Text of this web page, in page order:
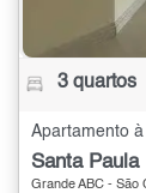
3 quartos
Apartamento
Santa Paula
Grande ABC - São